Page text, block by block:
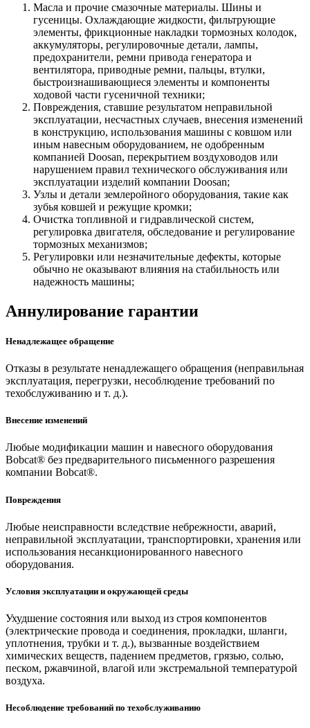
Масла и прочие смазочные материалы. Шины и
гусеницы. Охлаждающие жидкости, фильтрующие
элементы, фрикционные накладки тормозных колодок,
аккумуляторы, регулировочные детали, лампы,
предохранители, ремни привода генератора и
вентилятора, приводные ремни, пальцы, втулки,
быстроизнашивающиеся элементы и компоненты
ходовой части гусеничной техники;
Повреждения, ставшие результатом неправильной
эксплуатации, несчастных случаев, внесения изменений
в конструкцию, использования машины с ковшом или
иным навесным оборудованием, не одобренным
компанией Doosan, перекрытием воздуховодов или
нарушением правил технического обслуживания или
эксплуатации изделий компании Doosan;
Узлы и детали землеройного оборудования, такие как
зубья ковшей и режущие кромки;
Очистка топливной и гидравлической систем,
регулировка двигателя, обследование и регулирование
тормозных механизмов;
Регулировки или незначительные дефекты, которые
обычно не оказывают влияния на стабильность или
надежность машины;
Аннулирование гарантии
Ненадлежащее обращение
Отказы в результате ненадлежащего обращения (неправильная
эксплуатация, перегрузки, несоблюдение требований по
техобслуживанию и т. д.).
Внесение изменений
Любые модификации машин и навесного оборудования
Bobcat® без предварительного письменного разрешения
компании Bobcat®.
Повреждения
Любые неисправности вследствие небрежности, аварий,
неправильной эксплуатации, транспортировки, хранения или
использования несанкционированного навесного
оборудования.
Условия эксплуатации и окружающей среды
Ухудшение состояния или выход из строя компонентов
(электрические провода и соединения, прокладки, шланги,
уплотнения, трубки и т. д.), вызванные воздействием
химических веществ, падением предметов, грязью, солью,
песком, ржавчиной, влагой или экстремальной температурой
воздуха.
Несоблюдение требований по техобслуживанию